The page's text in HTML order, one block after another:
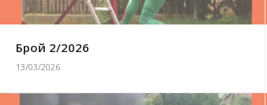
Брой 2/2026
13/03/2026